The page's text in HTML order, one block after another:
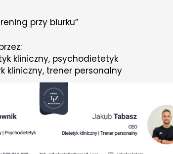
przy biurku”
kliniczny, psychodietetyk
kliniczny, trener personalny